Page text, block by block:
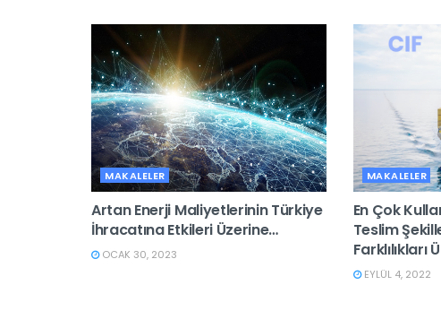
MAKALELER
Artan Enerji Maliyetlerinin Türkiye
İhracatına Etkileri Üzerine…
OCAK 30, 2023
MAKALELER
En Çok
Teslim
Farklılıkları
EYLÜL 4, 2022